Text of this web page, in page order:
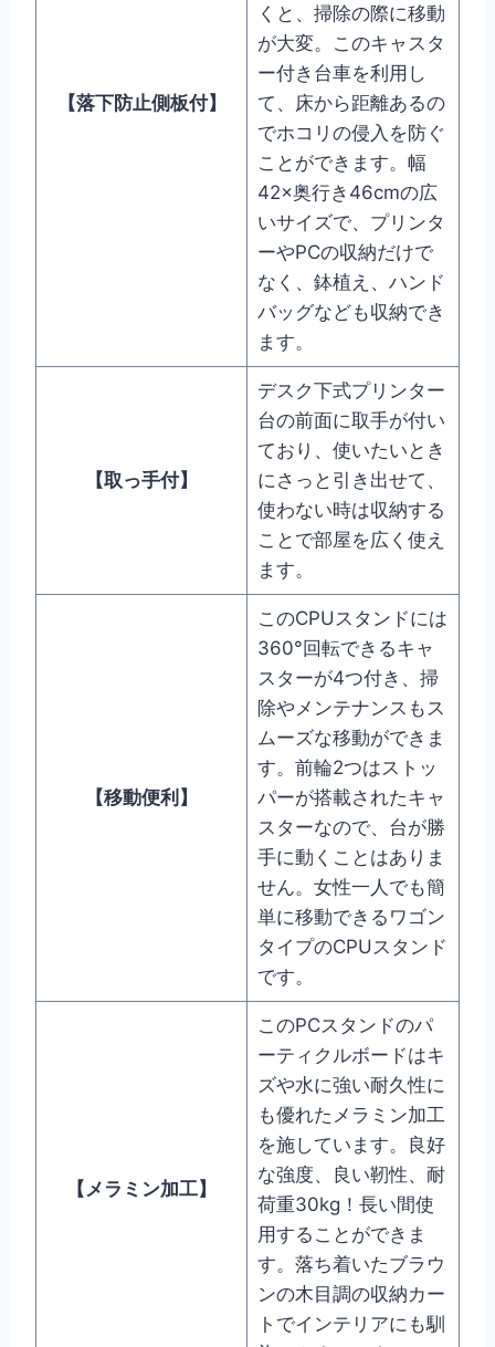
【落下防止側板付】
くと、掃除の際に移動
が大変。このキャスタ
ー付き台車を利用し
て、床から距離あるの
でホコリの侵入を防ぐ
ことができます。幅
42×奥行き46cmの広
いサイズで、プリンタ
ーやPCの収納だけで
なく、鉢植え、ハンド
バッグなども収納でき
ます。
【取っ手付】
デスク下式プリンター
台の前面に取手が付い
ており、使いたいとき
にさっと引き出せて、
使わない時は収納する
ことで部屋を広く使え
ます。
【移動便利 】
このCPUスタンドには
360°回転できるキャ
スターが4つ付き、掃
除やメンテナンスもス
ムーズな移動ができま
す。前輪2つはストッ
パーが搭載されたキャ
スターなので、台が勝
手に動くことはありま
せん。女性一人でも簡
単に移動できるワゴン
タイプのCPUスタンド
です。
【 メラミン加工】
このPCスタンドのパ
ーティクルボードはキ
ズや水に強い耐久性に
も優れたメラミン加工
を施しています。良好
な強度、良い靭性、耐
荷重30kg！長い間使
用することができま
す。落ち着いたブラウ
ンの木目調の収納カー
トでインテリアにも馴